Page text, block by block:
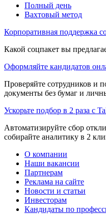
Полный день
Вахтовый метод
Корпоративная поддержка
Какой соцпакет вы
Оформляйте кандидатов
Проверяйте сотрудников и
документы без бумаг и
Ускорьте подбор в 2 раза с
Автоматизируйте сбор
собирайте аналитику в 2
О компании
Наши вакансии
Партнерам
Реклама на сайте
Новости и статьи
Инвесторам
Кандидаты по